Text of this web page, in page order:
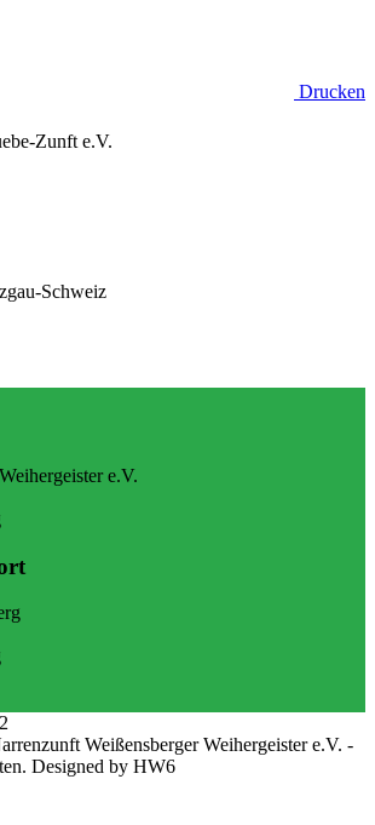
Drucken
Zunft e.V.
Schweiz
e.V.
Weißensberger Weihergeister e.V. -
Designed by HW6